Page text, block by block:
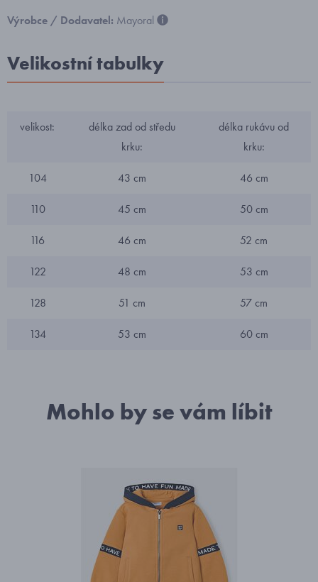
Výrobce / Dodavatel: Mayoral
Velikostní tabulky
velikost:
délka zad od středu
krku:
délka rukávu od
krku:
104 43 cm 46 cm
110 45 cm 50 cm
116 46 cm 52 cm
122 48 cm 53 cm
128 51 cm 57 cm
134 53 cm 60 cm
Mohlo by se vám líbit